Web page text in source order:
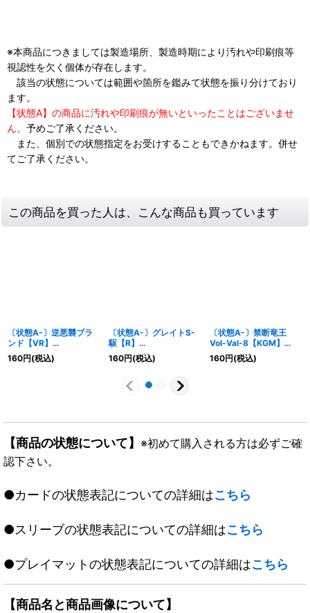
※本商品につきましては製造場所、製造時期により汚れや印刷痕等
視認性を欠く個体が存在します。
該当の状態については範囲や箇所を鑑みて状態を振り分けており
ます。
【状態A】の商品に汚れや印刷痕が無いといったことはございませ
ん。 予めご了承ください。
また、個別での状態指定をお受けすることもできかねます。併せ
てご了承ください。
この商品を買った人は、こんな商品も買っています
〔状態A-〕逆悪襲ブラ
ンド【VR】
{24EX426/100}《火》
160円(税込)
〔状態A-〕グレイトS-
駆【R】
{24EX4PR7/PR60}
《火》
160円(税込)
〔状態A-〕禁断竜王
Vol-Val-8【KGM】
{24EX2超8/超47}
《多》
160円(税込)
【商品の状態について】 ※初めて購入される方は必ずご確
認下さい。
●カードの状態表記についての詳細はこちら
●スリーブの状態表記についての詳細はこちら
●プレイマットの状態表記についての詳細はこちら
【商品名と商品画像について】